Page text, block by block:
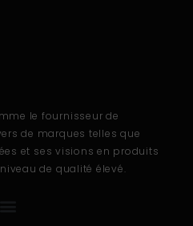
le fournisseur de
de marques telles que
et ses visions en produits
de qualité élevé.